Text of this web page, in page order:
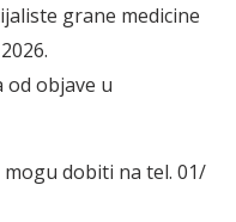
grane medicine
objave u
dobiti na tel. 01/